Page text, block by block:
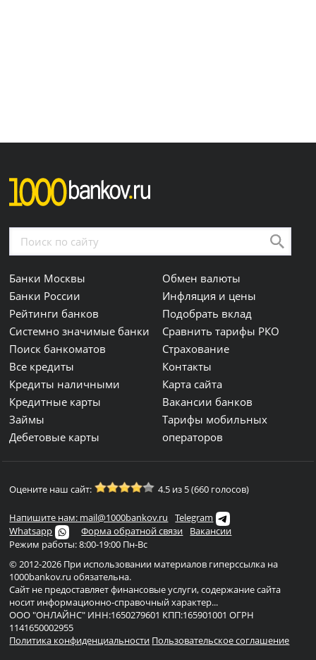
Банки Москвы
Банки России
Рейтинги банков
Системно значимые банки
Поиск банкоматов
Все кредиты
Кредиты наличными
Кредитные карты
Займы
Дебетовые карты
Обмен валюты
Инфляция и цены
Подобрать вклад
Сравнить тарифы РКО
Страхование
Контакты
Карта сайта
Вакансии банков
Тарифы мобильных
операторов
Оцените наш сайт: 4.5 из 5 (660 голосов)
Напишите нам: mail@1000bankov.ru
Telegram
Whatsapp
Форма обратной связи
Вакансии
Режим работы: 8:00-19:00 Пн-Вс
© 2012-2026 При использовании материалов гиперссылка на
1000bankov.ru обязательна.
Сайт не предоставляет финансовые услуги, содержание сайта
носит информационно-справочный характер...
ООО "ОНЛАЙНС" ИНН:1650279601 КПП:165901001 ОГРН
1141650002955
Политика конфиденциальности Пользовательское соглашение